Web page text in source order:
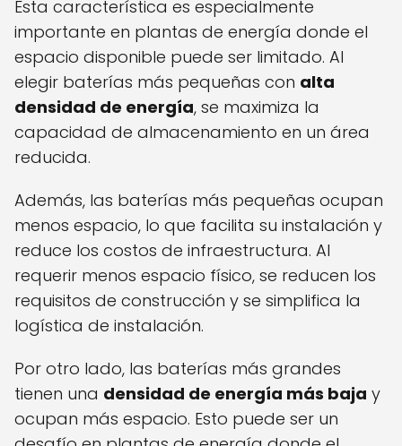
Esta característica es especialmente
importante en plantas de energía donde el
espacio disponible puede ser limitado. Al
elegir baterías más pequeñas con alta
densidad de energía, se maximiza la
capacidad de almacenamiento en un área
reducida.
Además, las baterías más pequeñas ocupan
menos espacio, lo que facilita su instalación y
reduce los costos de infraestructura. Al
requerir menos espacio físico, se reducen los
requisitos de construcción y se simplifica la
logística de instalación.
Por otro lado, las baterías más grandes
tienen una densidad de energía más baja y
ocupan más espacio. Esto puede ser un